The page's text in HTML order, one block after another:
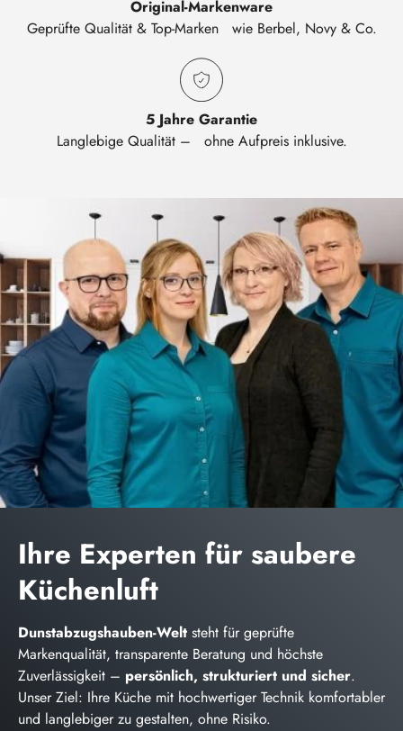
Original-Markenware
Geprüfte Qualität & Top-Marken wie Berbel, Novy & Co.
5 Jahre Garantie
Langlebige Qualität – ohne Aufpreis inklusive.
Ihre Experten für saubere
Küchenluft
Dunstabzugshauben-Welt steht für geprüfte
Markenqualität, transparente Beratung und höchste
Zuverlässigkeit – persönlich, strukturiert und sicher.
Unser Ziel: Ihre Küche mit hochwertiger Technik komfortabler
und langlebiger zu gestalten, ohne Risiko.